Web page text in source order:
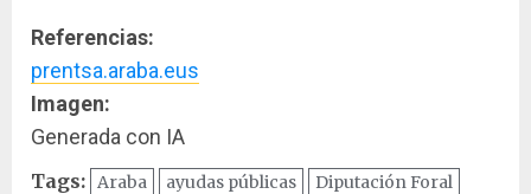
Referencias:
prentsa.araba.eus
Imagen:
Generada con IA
Tags: Araba ayudas públicas
Diputación Foral